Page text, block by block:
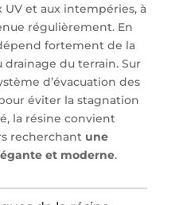
UV et aux intempéries, à
régulièrement. En
fortement de la
du terrain. Sur
d’évacuation des
éviter la stagnation
la résine convient
recherchant une
et moderne.